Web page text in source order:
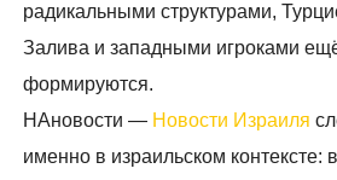
радикальными структурами,
Залива и западными игроками
формируются.
НАновости — Новости Израиля
именно в израильском контексте: